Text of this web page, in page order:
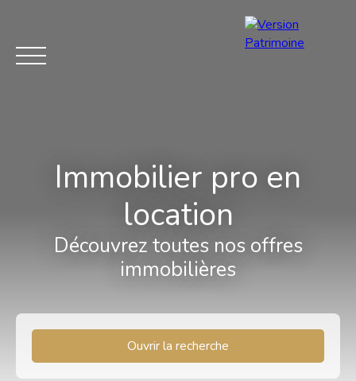
Estimation
Immobilier pro en
location
Découvrez toutes nos offres
immobilières
Ouvrir la recherche